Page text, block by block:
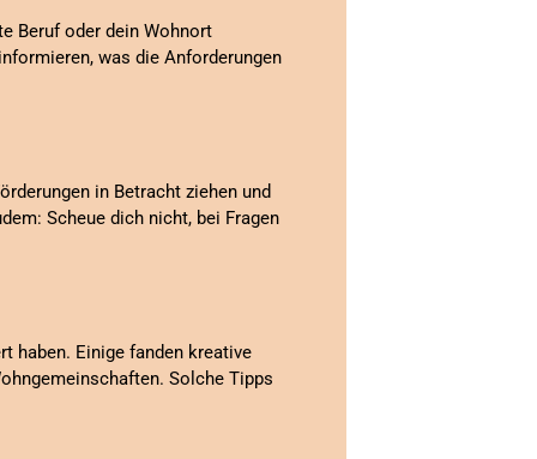
Beruf oder dein Wohnort
was die Anforderungen
in Betracht ziehen und
Scheue dich nicht, bei Fragen
haben. Einige fanden kreative
Solche Tipps